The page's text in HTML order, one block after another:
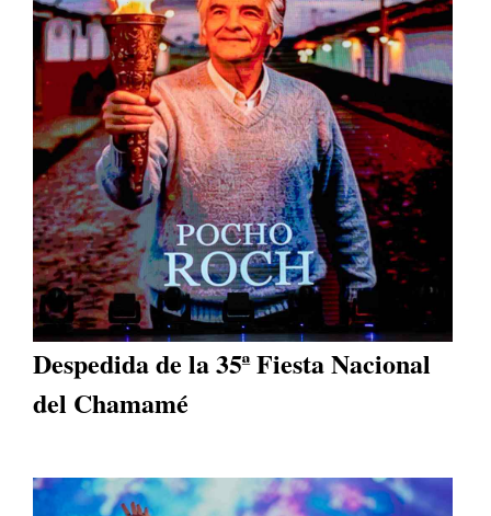
Despedida de la 35ª Fiesta Nacional
del Chamamé